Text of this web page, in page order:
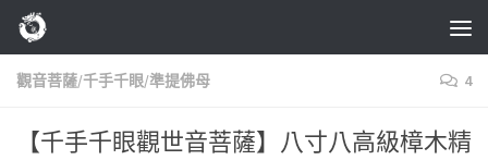
Skip to content
觀音菩薩/千手千眼/準提佛母 4
【千手千眼觀世音菩薩】八寸八高級樟木精